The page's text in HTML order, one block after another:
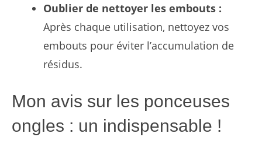
Oublier de nettoyer les embouts :
Après chaque utilisation, nettoyez vos
embouts pour éviter l’accumulation de
résidus.
Mon avis sur les ponceuses
ongles : un indispensable !